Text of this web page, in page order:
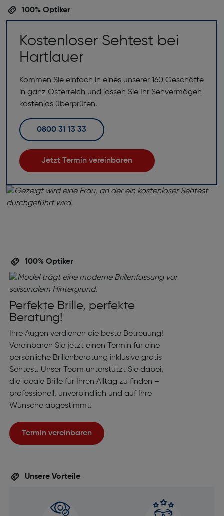
100% Optiker
Kostenloser Sehtest bei
Hartlauer
Kommen Sie einfach in eines unserer 160 Geschäfte
in ganz Österreich und lassen Sie Ihr Sehvermögen
kostenlos überprüfen.
0800 31 13 33
Jetzt Termin vereinbaren
100% Optiker
Perfekte Brille, perfekte
Beratung!
Ihre Augen verdienen die beste Betreuung!
Vereinbaren Sie jetzt einen Termin für eine
persönliche Brillenberatung inklusive gratis
Sehtest. Unser Team unterstützt Sie dabei,
die ideale Brille für Ihren Alltag zu finden –
professionell, unverbindlich und auf Ihre
Wünsche abgestimmt.
Termin vereinbaren
Unsere Vorteile